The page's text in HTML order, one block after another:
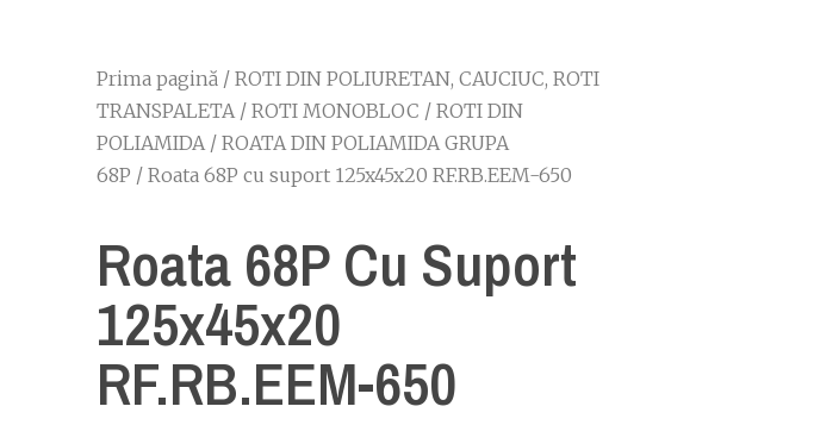
Prima pagină / ROTI DIN POLIURETAN, CAUCIUC, ROTI
TRANSPALETA/ ROTI MONOBLOC / ROTI DIN
POLIAMIDA/ ROATA DIN POLIAMIDA GRUPA
68P / Roata 68P cu suport 125x45x20 RF.RB.EEM-650
Roata 68P Cu Suport
125x45x20
RF.RB.EEM-650